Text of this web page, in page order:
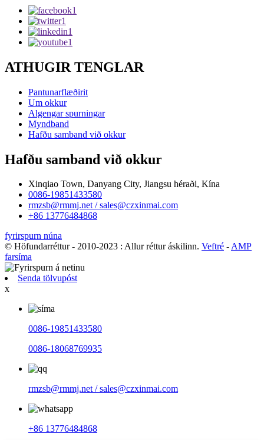
ATHUGIR TENGLAR
Pantunarflæðirit
Um okkur
Algengar spurningar
Myndband
Hafðu samband við okkur
Hafðu samband við okkur
Xinqiao Town, Danyang City, Jiangsu héraði, Kína
0086-19851433580
rmzsb@rmmj.net / sales@czxinmai.com
+86 13776484868
fyrirspurn núna
© Höfundarréttur - 2010-2023 : Allur réttur áskilinn. Veftré -AMP
farsíma
Senda tölvupóst
x
0086-19851433580
0086-18068769935
rmzsb@rmmj.net / sales@czxinmai.com
+86 13776484868